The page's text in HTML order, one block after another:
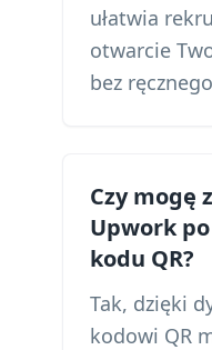
ułatwia
otwarcie
bez
Czy mogę
Upwork
kodu QR?
Tak, dzięki
kodowi QR